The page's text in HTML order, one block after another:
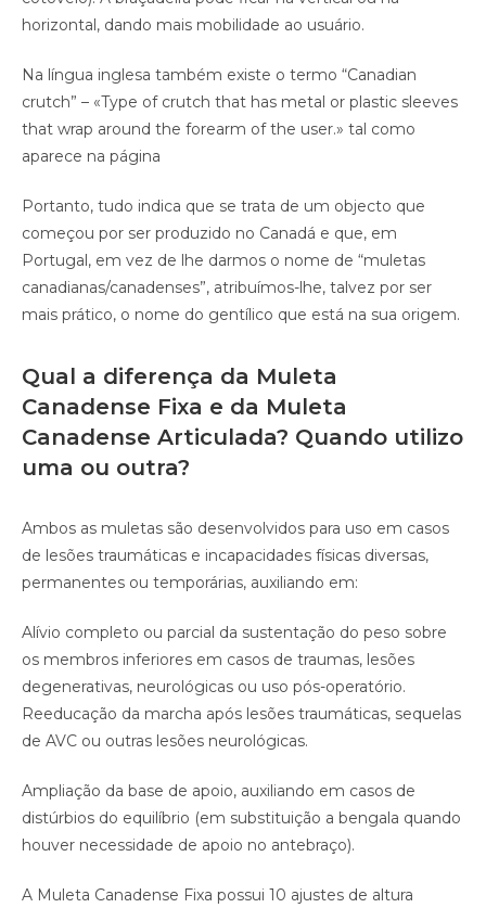
horizontal, dando mais mobilidade ao usuário.
Na língua inglesa também existe o termo “Canadian
crutch” – «Type of crutch that has metal or plastic sleeves
that wrap around the forearm of the user.» tal como
aparece na página
Portanto, tudo indica que se trata de um objecto que
começou por ser produzido no Canadá e que, em
Portugal, em vez de lhe darmos o nome de “muletas
canadianas/canadenses”, atribuímos-lhe, talvez por ser
mais prático, o nome do gentílico que está na sua origem.
Qual a diferença da Muleta
Canadense Fixa e da Muleta
Canadense Articulada? Quando utilizo
uma ou outra?
Ambos as muletas são desenvolvidos para uso em casos
de lesões traumáticas e incapacidades físicas diversas,
permanentes ou temporárias, auxiliando em:
Alívio completo ou parcial da sustentação do peso sobre
os membros inferiores em casos de traumas, lesões
degenerativas, neurológicas ou uso pós-operatório.
Reeducação da marcha após lesões traumáticas, sequelas
de AVC ou outras lesões neurológicas.
Ampliação da base de apoio, auxiliando em casos de
distúrbios do equilíbrio (em substituição a bengala quando
houver necessidade de apoio no antebraço).
A Muleta Canadense Fixa possui 10 ajustes de altura